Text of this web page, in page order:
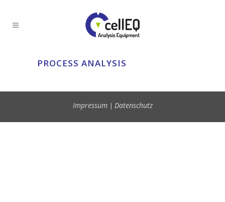
PROCESS ANALYSIS
Impressum | Datenschutz